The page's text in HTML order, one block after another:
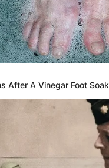
After A Vinegar Foot Soak